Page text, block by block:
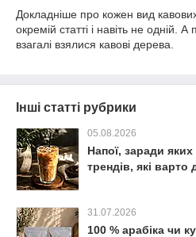
Докладніше про кожен вид
окремій статті і навіть не одній.
взагалі взялися кавові дерева.
Інші статті рубрики
05.08.2026
Напої, заради
трендів, які
31.07.2026
100 % арабіка чи